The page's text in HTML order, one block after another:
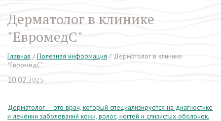
Дерматолог в клинике
"ЕвромедС"
Главная / Полезная информация / Дерматолог в клинике
"ЕвромедС"
10.02.2025
Дерматолог — это врач, который специализируется на диагностике
и лечении заболеваний кожи, волос, ногтей и слизистых оболочек.